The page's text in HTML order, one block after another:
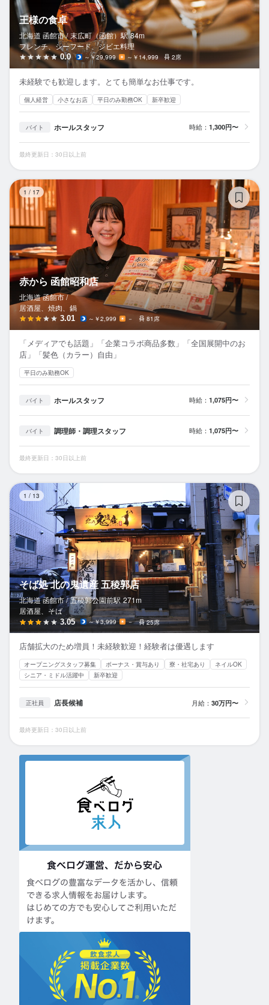
王様の食卓
北海道 函館市 / 末広町（函館）駅 84m
フレンチ、シーフード、ジビエ料理
0.0 ～￥29,999 ～￥14,999 2席
未経験でも歓迎します。とても簡単なお仕事です。
個人経営 小さなお店 平日のみ勤務OK 新卒歓迎
バイト ホールスタッフ 時給： 1,300円〜
最終更新日：30日以上前
1 / 17
赤から 函館昭和店
北海道 函館市 /
居酒屋、焼肉、鍋
3.01 ～￥2,999 － 81席
「メディアでも話題」「企業コラボ商品多数」「全国展開中のお
店」「髪色（カラー）自由」
平日のみ勤務OK
バイト ホールスタッフ 時給： 1,075円〜
バイト 調理師・調理スタッフ 時給： 1,075円〜
最終更新日：30日以上前
1 / 13
そば処 北の鬼遺産 五稜郭店
北海道 函館市 / 五稜郭公園前駅 271m
居酒屋、そば
3.05 ～￥3,999 － 25席
店舗拡大のため増員！未経験歓迎！経験者は優遇します
オープニングスタッフ募集 ボーナス・賞与あり 寮・社宅あり
ネイルOK
シニア・ミドル活躍中
新卒歓迎
正社員 店長候補 月給： 30万円〜
最終更新日：30日以上前